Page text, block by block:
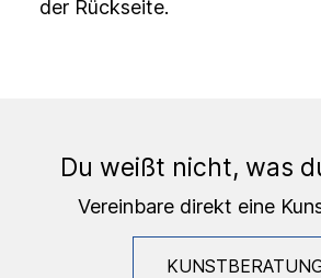
der Rückseite.
Du weißt nicht, was
Vereinbare direkt eine